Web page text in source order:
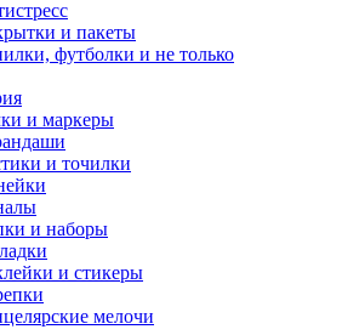
и пакеты
футболки и не только
и маркеры
и точилки
и наборы
и стикеры
мелочи